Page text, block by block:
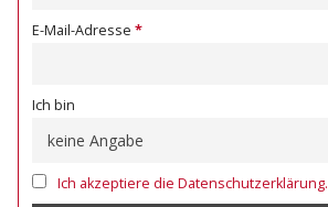
E-Mail-Adresse
Ich bin
Ich akzeptiere die Datenschutzerklärung.